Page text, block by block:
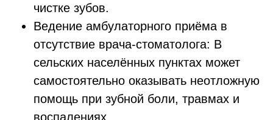
чистке зубов.
Ведение амбулаторного приёма в
отсутствие врача-стоматолога: В
сельских населённых пунктах может
самостоятельно оказывать неотложную
помощь при зубной боли, травмах и
воспалениях.